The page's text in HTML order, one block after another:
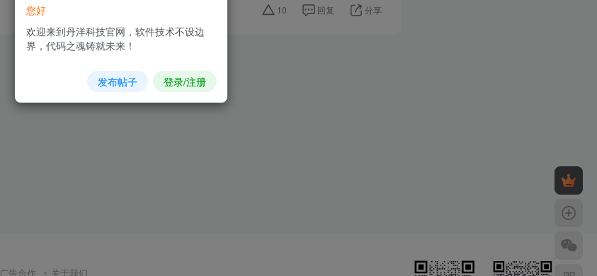
10 回复 分享
广告合作 关于我们
您好
欢迎来到丹洋科技官网，软件技术不设边
界，代码之魂铸就未来！
发布帖子 登录/注册